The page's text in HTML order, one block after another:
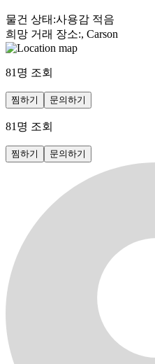
물건 상태 :사용감 적음
희망 거래 장소:, Carson
81 명 조회
찜하기 문의하기
81 명 조회
찜하기 문의하기